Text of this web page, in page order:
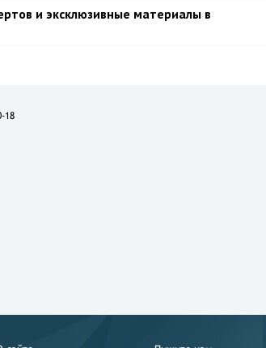
и эксклюзивные материалы в
18